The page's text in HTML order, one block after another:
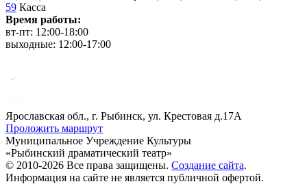
59 Касса
Время работы:
вт-пт: 12:00-18:00
выходные: 12:00-17:00
Ярославская обл., г. Рыбинск, ул. Крестовая д.17А
Проложить маршрут
Муниципальное Учреждение Культуры
«Рыбинский драматический театр»
© 2010-2026 Все права защищены. Создание сайта.
Информация на сайте не является публичной офертой.